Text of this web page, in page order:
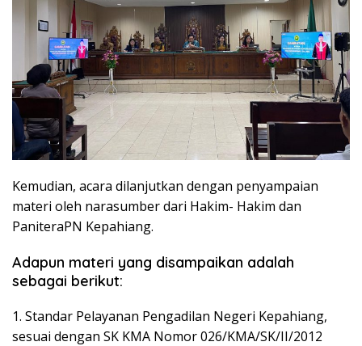
Kemudian, acara dilanjutkan dengan penyampaian
materi oleh narasumber dari Hakim- Hakim dan
PaniteraPN Kepahiang.
Adapun materi yang disampaikan adalah
sebagai berikut:
1. Standar Pelayanan Pengadilan Negeri Kepahiang,
sesuai dengan SK KMA Nomor 026/KMA/SK/II/2012